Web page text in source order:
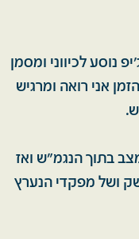
נוסע לכיווני ומסמן
אני רואה ומרגיש
בתוך הנגמ"ש ואז
ושל מפקדי הנערץ